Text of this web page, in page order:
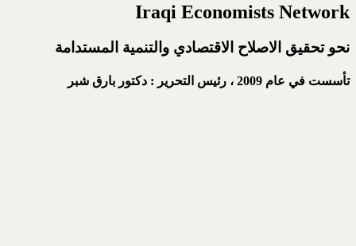
Iraqi Economists Network
نحو تحقيق الاصلاح الاقتصادي والتنمية المستدامة
تأسست في عام 2009 ، رئيس التحرير : دكتور بارق شبر